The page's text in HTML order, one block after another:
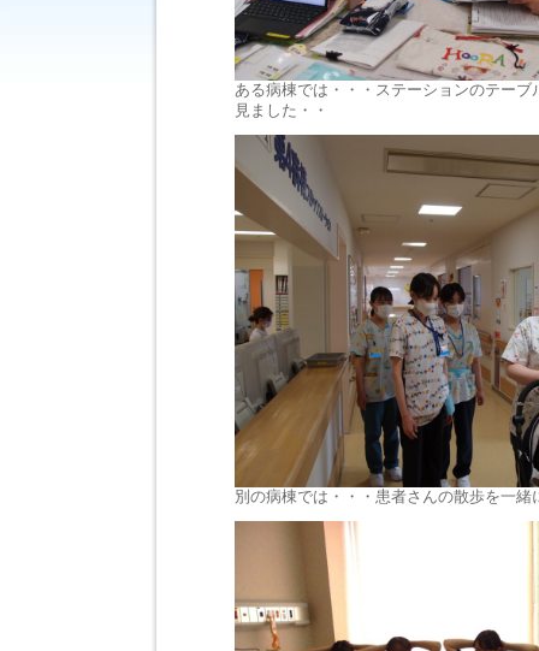
ある病棟では・・・ステーションのテーブ
見ました・・
別の病棟では・・・患者さんの散歩を一緒